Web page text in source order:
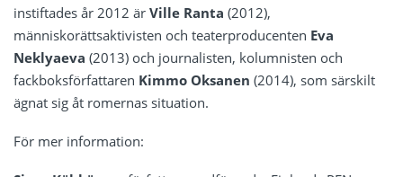
instiftades år 2012 är Ville Ranta (2012),
människorättsaktivisten och teaterproducenten Eva
Neklyaeva (2013) och journalisten, kolumnisten och
fackboksförfattaren Kimmo Oksanen (2014), som särskilt
ägnat sig åt romernas situation.
För mer information: